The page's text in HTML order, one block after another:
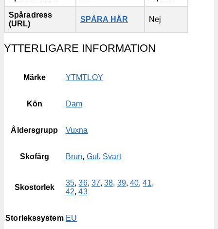
Spåradress
(URL)
SPÅRA HÄR Nej
YTTERLIGARE INFORMATION
Märke YTMTLOY
Kön Dam
Åldersgrupp Vuxna
Skofärg Brun, Gul , Svart
Skostorlek
35,36, 37,38, 39,40,41,
42,43
Storlekssystem EU